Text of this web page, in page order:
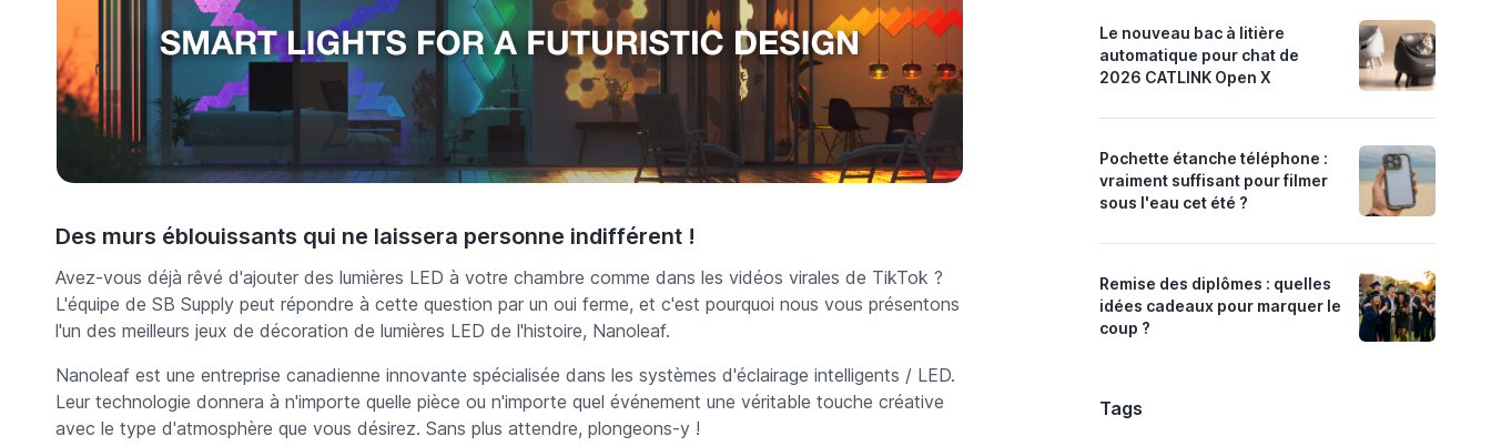
Le nouveau bac à litière
automatique pour chat de
2026 CATLINK Open X
Pochette étanche téléphone :
vraiment suffisant pour filmer
sous l'eau cet été ?
Remise des diplômes : quelles
idées cadeaux pour marquer le
coup ?
Tags
Des murs éblouissants qui ne laissera personne indifférent !
Avez-vous déjà rêvé d'ajouter des lumières LED à votre chambre comme dans les vidéos virales de TikTok ?
L'équipe de SB Supply peut répondre à cette question par un oui ferme, et c'est pourquoi nous vous présentons
l'un des meilleurs jeux de décoration de lumières LED de l'histoire, Nanoleaf.
Nanoleaf est une entreprise canadienne innovante spécialisée dans les systèmes d'éclairage intelligents / LED.
Leur technologie donnera à n'importe quelle pièce ou n'importe quel événement une véritable touche créative
avec le type d'atmosphère que vous désirez. Sans plus attendre, plongeons-y !